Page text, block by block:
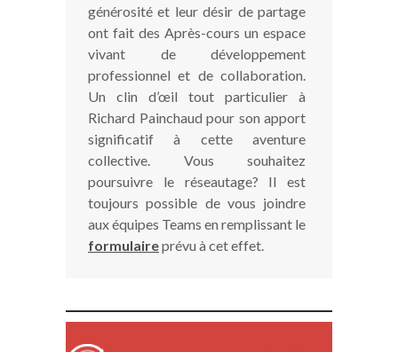
générosité et leur désir de partage
ont fait des Après-cours un espace
vivant de développement
professionnel et de collaboration.
Un clin d’œil tout particulier à
Richard Painchaud pour son apport
significatif à cette aventure
collective. Vous souhaitez
poursuivre le réseautage? Il est
toujours possible de vous joindre
aux équipes Teams en remplissant le
formulaireprévu à cet effet.